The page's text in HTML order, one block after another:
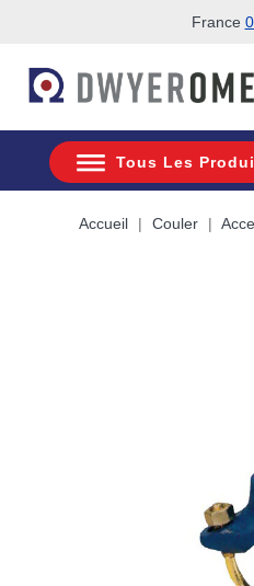
France
Tous Les
Accueil Couler